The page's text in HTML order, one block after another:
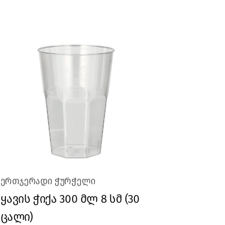
ერთჯერადი ჭურჭელი
ყავის ჭიქა 300 მლ 8 სმ (30
ცალი)